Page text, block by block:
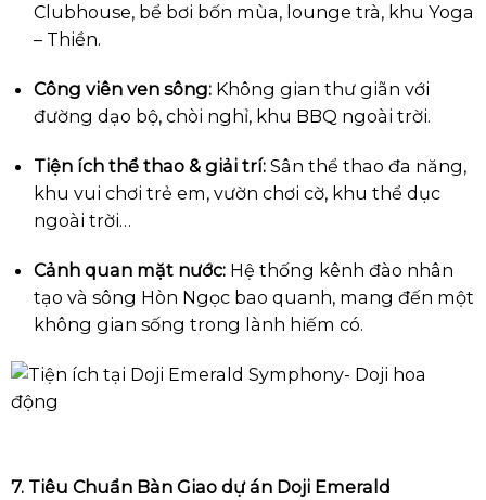
Clubhouse, bể bơi bốn mùa, lounge trà, khu Yoga
– Thiền.
Công viên ven sông:Không gian thư giãn với
đường dạo bộ, chòi nghỉ, khu BBQ ngoài trời.
Tiện ích thể thao & giải trí:Sân thể thao đa năng,
khu vui chơi trẻ em, vườn chơi cờ, khu thể dục
ngoài trời…
Cảnh quan mặt nước:Hệ thống kênh đào nhân
tạo và sông Hòn Ngọc bao quanh, mang đến một
không gian sống trong lành hiếm có.
7. Tiêu Chuẩn Bàn Giao dự án Doji Emerald